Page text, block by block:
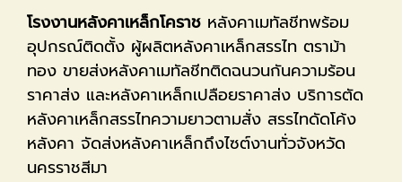
โรงงานหลังคาเหล็กโคราช หลังคาเมทัลชีทพร้อม
อุปกรณ์ติดตั้ง ผู้ผลิตหลังคาเหล็กสรรไท ตราม้า
ทอง ขายส่งหลังคาเมทัลชีทติดฉนวนกันความร้อน
ราคาส่ง และหลังคาเหล็กเปลือยราคาส่ง บริการตัด
หลังคาเหล็กสรรไทความยาวตามสั่ง สรรไทดัดโค้ง
หลังคา จัดส่งหลังคาเหล็กถึงไซต์งานทั่วจังหวัด
นครราชสีมา